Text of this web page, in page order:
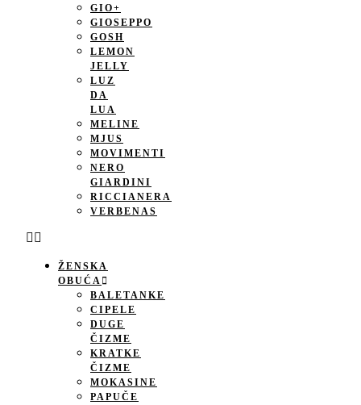
GIO+
GIOSEPPO
GOSH
LEMON
JELLY
LUZ
DA
LUA
MELINE
MJUS
MOVIMENTI
NERO
GIARDINI
RICCIANERA
VERBENAS
ŽENSKA
OBUĆA
BALETANKE
CIPELE
DUGE
ČIZME
KRATKE
ČIZME
MOKASINE
PAPUČE